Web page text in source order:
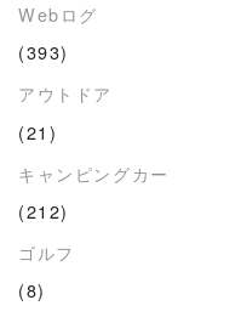
Webログ
(393)
アウトドア
(21)
キャンピングカー
(212)
ゴルフ
(8)